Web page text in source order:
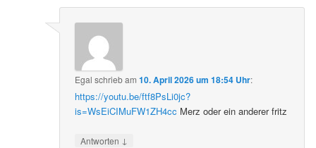
Egal schriebam10. April 2026 um 18:54 Uhr:
https://youtu.be/ftf8PsLi0jc?
is=WsEiCIMuFW1ZH4cc Merz oder ein anderer fritz
Antworten ↓